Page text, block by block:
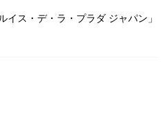
イス・デ・ラ・プラダ ジャパン」